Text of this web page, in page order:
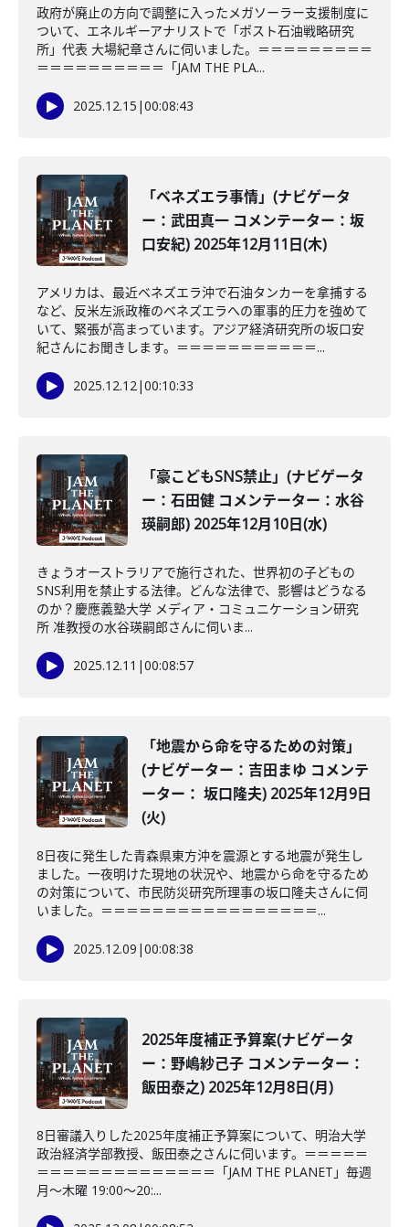
政府が廃止の方向で調整に入ったメガソーラー支援制度に
ついて、エネルギーアナリストで「ポスト石油戦略研究
所」代表 大場紀章さんに伺いました。＝＝＝＝＝＝＝＝＝
＝＝＝＝＝＝＝＝＝＝「JAM THE PLA...
2025.12.15 |00:08:43
「ベネズエラ事情」(ナビゲータ
ー：武田真一 コメンテーター：坂
口安紀) 2025年12月11日(木)
アメリカは、最近ベネズエラ沖で石油タンカーを拿捕する
など、反米左派政権のベネズエラへの軍事的圧力を強めて
いて、緊張が高まっています。アジア経済研究所の坂口安
紀さんにお聞きします。＝＝＝＝＝＝＝＝＝＝＝...
2025.12.12|00:10:33
「豪こどもSNS禁止」(ナビゲータ
ー：石田健 コメンテーター：水谷
瑛嗣郎) 2025年12月10日(水)
きょうオーストラリアで施行された、世界初の子どもの
SNS利用を禁止する法律。どんな法律で、影響はどうなる
のか？慶應義塾大学 メディア・コミュニケーション研究
所 准教授の水谷瑛嗣郎さんに伺いま...
2025.12.11 |00:08:57
「地震から命を守るための対策」
(ナビゲーター：吉田まゆ コメンテ
ーター： 坂口隆夫) 2025年12月9日
(火)
8日夜に発生した青森県東方沖を震源とする地震が発生し
ました。一夜明けた現地の状況や、地震から命を守るため
の対策について、市民防災研究所理事の坂口隆夫さんに伺
いました。＝＝＝＝＝＝＝＝＝＝＝＝＝＝＝＝＝...
2025.12.09 |00:08:38
2025年度補正予算案(ナビゲータ
ー：野嶋紗己子 コメンテーター：
飯田泰之) 2025年12月8日(月)
8日審議入りした2025年度補正予算案について、明治大学
政治経済学部教授、飯田泰之さんに伺います。＝＝＝＝＝
＝＝＝＝＝＝＝＝＝＝＝＝＝＝「JAM THE PLANET」毎週
月～木曜 19:00～20:...